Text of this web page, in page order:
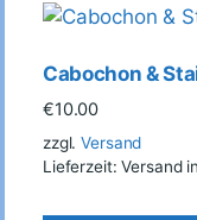
Cabochon &
€10.00
zzgl.Versand
Lieferzeit: Versand